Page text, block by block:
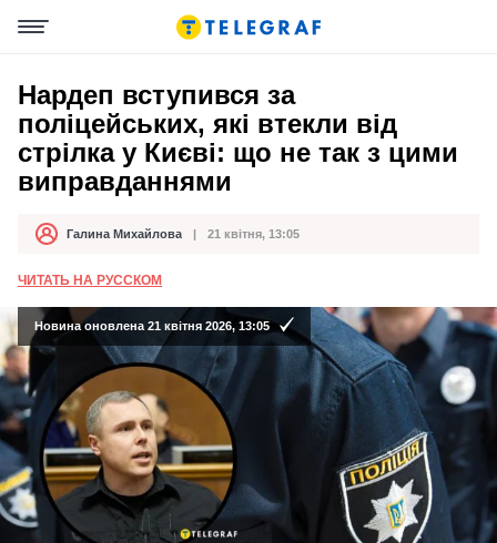
Нардеп вступився за
поліцейських, які втекли від
стрілка у Києві: що не так з цими
виправданнями
АвторГалина Михайлова
Дата публікації 21 квітня, 13:05
ЧИТАТЬ НА РУССКОМ
Новина оновлена 21 квітня 2026, 13:05